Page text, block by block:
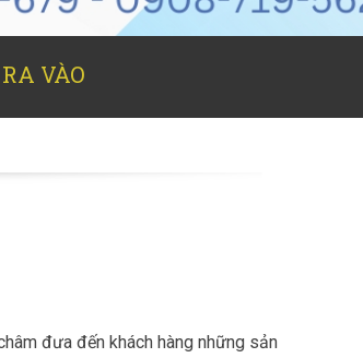
VÀO
đưa đến khách hàng những sản